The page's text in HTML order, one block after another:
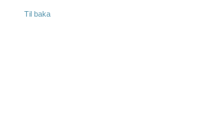
Til baka